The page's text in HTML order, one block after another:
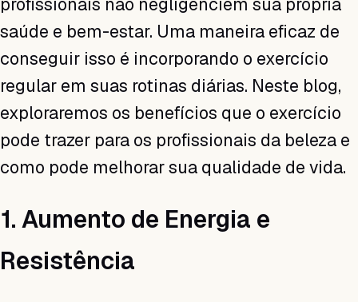
saúde e bem-estar. Uma maneira eficaz de
conseguir isso é incorporando o exercício
regular em suas rotinas diárias. Neste blog,
exploraremos os benefícios que o exercício
pode trazer para os profissionais da beleza e
como pode melhorar sua qualidade de vida.
1. Aumento de Energia e
Resistência